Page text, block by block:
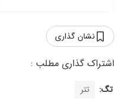
نشان گذاری
تگ: تتر